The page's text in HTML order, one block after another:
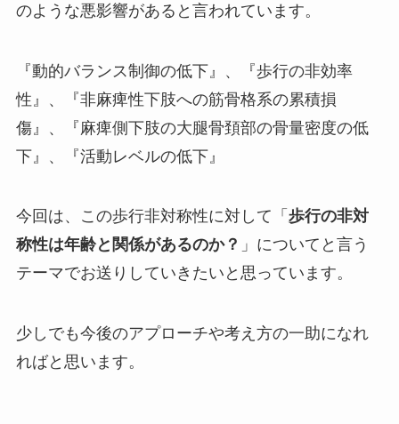
のような悪影響があると言われています。
『動的バランス制御の低下』、『歩行の非効率
性』、『非麻痺性下肢への筋骨格系の累積損
傷』、『麻痺側下肢の大腿骨頚部の骨量密度の低
下』、『活動レベルの低下』
今回は、この歩行非対称性に対して「 歩行の非対
称性は年齢と関係があるのか？ 」についてと言う
テーマでお送りしていきたいと思っています。
少しでも今後のアプローチや考え方の一助になれ
ればと思います。